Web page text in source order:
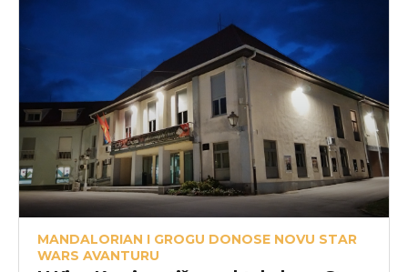
MANDALORIAN I GROGU DONOSE NOVU STAR
WARS AVANTURU